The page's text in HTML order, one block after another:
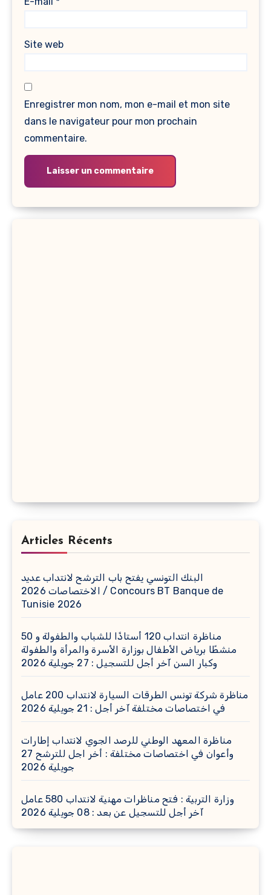
Site web
Enregistrer mon nom, mon e-mail et mon site
dans le navigateur pour mon prochain
commentaire.
Articles Récents
البنك التونسي يفتح باب الترشح لانتداب عديد
الاختصاصات 2026 / Concours BT Banque de
Tunisie 2026
مناظرة انتداب 120 أستاذًا للشباب والطفولة و 50
منشطًا برياض الأطفال بوزارة الأسرة والمرأة والطفولة
وكبار السن آخر أجل للتسجيل : 27 جويلية 2026
مناظرة شركة تونس الطرقات السيارة لانتداب 200 عامل
في اختصاصات مختلفة آخر أجل : 21 جويلية 2026
مناظرة المعهد الوطني للرصد الجوي لانتداب إطارات
وأعوان في اختصاصات مختلفة : أخر اجل للترشح 27
جويلية 2026
وزارة التربية : فتح مناظرات مهنية لانتداب 580 عامل
آخر أجل للتسجيل عن بعد : 08 جويلية 2026